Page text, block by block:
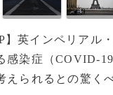
】英インペリアル
感染症（COVID-
えられるとの驚く